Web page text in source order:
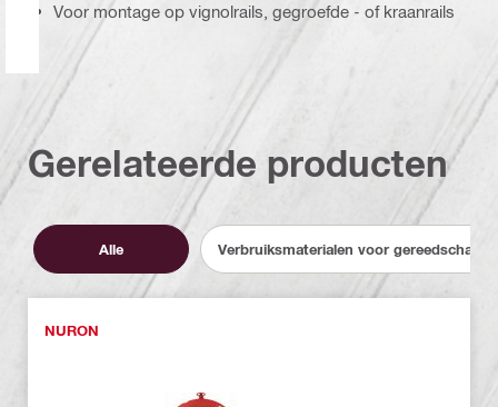
Voor montage op vignolrails, gegroefde - of kraanrails
Gerelateerde producten
Alle Verbruiksmaterialen voor
NURON